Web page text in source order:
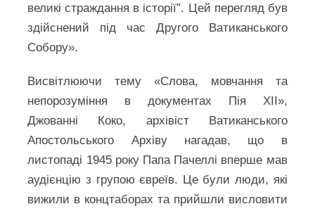
великі страждання в історії”. Цей перегляд був
здійснений під час Другого Ватиканського
Собору».
Висвітлюючи тему «Слова, мовчання та
непорозуміння в документах Пія XII»,
Джованні Коко, архівіст Ватиканського
Апостольського Архіву нагадав, що в
листопаді 1945 року Папа Пачеллі вперше мав
аудієнцію з групою євреїв. Це були люди, які
вижили в концтаборах та прийшли висловити